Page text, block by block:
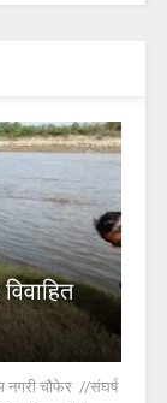
नगरी चौफेर //संघर्ष